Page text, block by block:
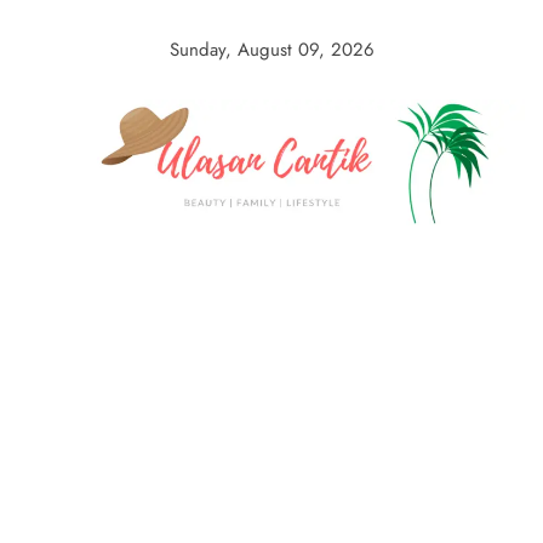
Sunday, August 09, 2026